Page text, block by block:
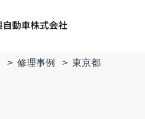
修理事例 東京都